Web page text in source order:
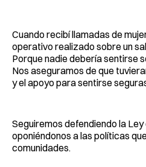
Cuando recibí llamadas de
operativo realizado sobre un
Porque nadie debería sentirse
Nos aseguramos de que
y el apoyo para sentirse
Seguiremos defendiendo la
oponiéndonos a las políticas
comunidades.